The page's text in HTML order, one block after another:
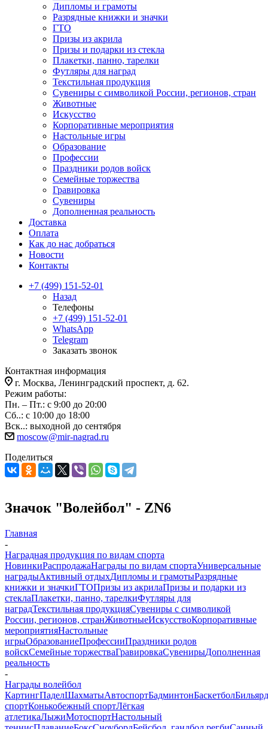
Дипломы и грамоты
Разрядные книжки и значки
ГТО
Призы из акрила
Призы и подарки из стекла
Плакетки, панно, тарелки
Футляры для наград
Текстильная продукция
Сувениры с символикой России, регионов, стран
Животные
Искусство
Корпоративные мероприятия
Настольные игры
Образование
Профессии
Праздники родов войск
Семейные торжества
Гравировка
Сувениры
Дополненная реальность
Доставка
Оплата
Как до нас добраться
Новости
Контакты
+7 (499) 151-52-01
Назад
Телефоны
+7 (499) 151-52-01
WhatsApp
Telegram
Заказать звонок
Контактная информация
г. Москва, Ленинградский проспект, д. 62.
Режим работы:
Пн. – Пт.: с 9:00 до 20:00
Сб..: с 10:00 до 18:00
Вск..: выходной до сентября
moscow@mir-nagrad.ru
Поделиться
Значок "Волейбол" - ZN6
Главная
-
Наградная продукция по видам спорта
НовинкиРаспродажаНаграды по видам спортаУниверсальные
наградыАктивный отдыхДипломы и грамотыРазрядные
книжки и значкиГТОПризы из акрилаПризы и подарки из
стеклаПлакетки, панно, тарелкиФутляры для
наградТекстильная продукцияСувениры с символикой
России, регионов, странЖивотныеИскусствоКорпоративные
мероприятияНастольные
игрыОбразованиеПрофессииПраздники родов
войскСемейные торжестваГравировкаСувенирыДополненная
реальность
-
Награды волейбол
КартингПаделШахматыАвтоспортБадминтонБаскетболБильярд
спортКонькобежный спортЛёгкая
атлетикаЛыжиМотоспортНастольный